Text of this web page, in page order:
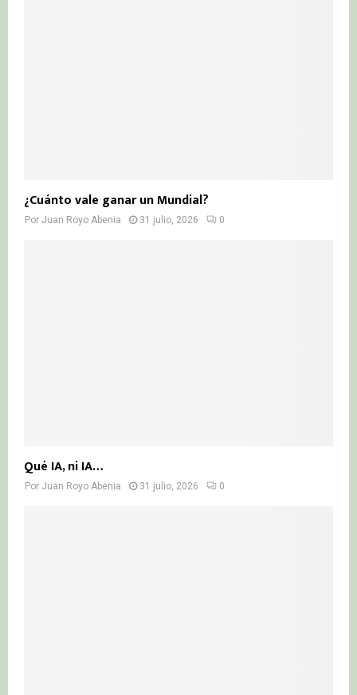
¿Cuánto vale ganar un Mundial?
Por Juan Royo Abenia 31 julio, 2026 0
Qué IA, ni IA…
Por Juan Royo Abenia 31 julio, 2026 0